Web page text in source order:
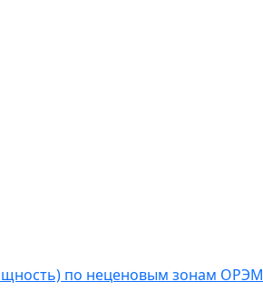
по неценовым зонам ОРЭМ